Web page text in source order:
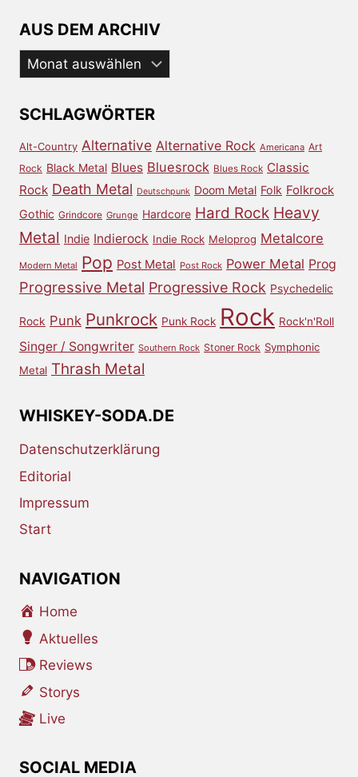
AUS DEM ARCHIV
Aus
dem
SCHLAGWÖRTER
Alt-Country Alternative Alternative Rock Americana Art
Rock Black Metal Blues Bluesrock Blues Rock Classic
Rock Death Metal Deutschpunk Doom Metal Folk Folkrock
Gothic Grindcore Grunge Hardcore Hard Rock Heavy
Metal Indie Indierock Indie Rock Meloprog Metalcore
Modern Metal Pop Post Metal Post Rock Power Metal Prog
Progressive Metal Progressive Rock Psychedelic
Rock Punk Punkrock Punk Rock Rock Rock'n'Roll
Singer / Songwriter Southern Rock Stoner Rock Symphonic
Metal Thrash Metal
WHISKEY-SODA.DE
Datenschutzerklärung
Editorial
Impressum
Start
NAVIGATION
Home
Aktuelles
Reviews
Storys
Live
SOCIAL MEDIA